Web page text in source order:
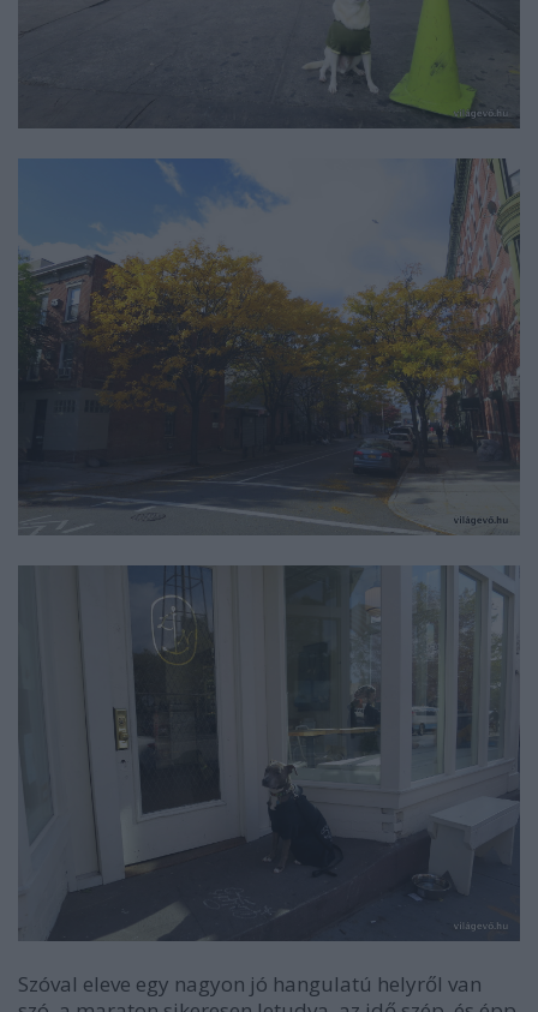
Szóval eleve egy nagyon jó hangulatú helyről van